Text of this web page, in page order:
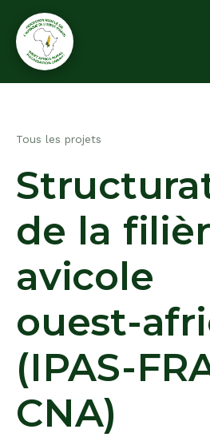
Tous les projets
de la
avicole
ouest-
(IPAS-
CNA)